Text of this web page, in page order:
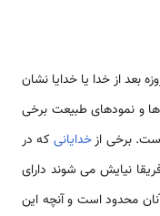
بعد از خدا یا خدایا نشان
و نمودهای طبیعت برخی
است. برخی ازخدایانی که در
نیایش می شوند دارای
محدود است و آنچه این